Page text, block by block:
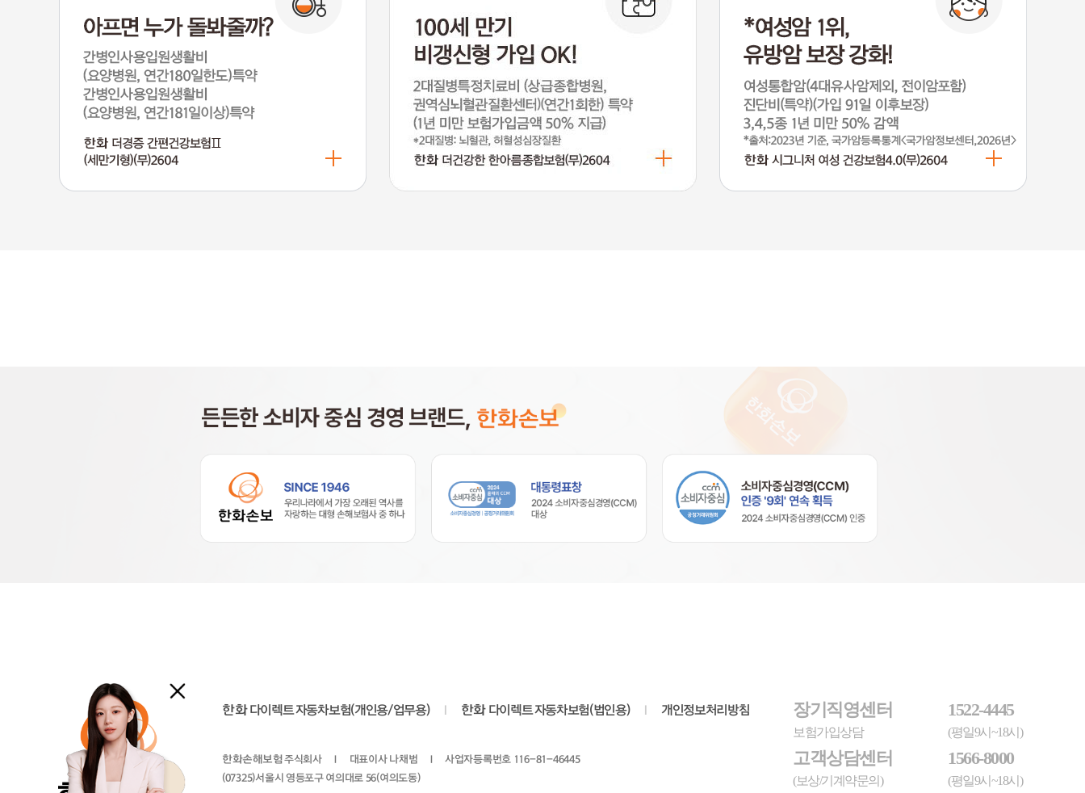
한화다이렉트 자동차보험(개인용/업무용) I 한화 다이렉트 자동차보험(법인용) I 개인정보처리방침
한화손해보험주식회사 I 대표이사 나채범 I
사업자등록번호 116-81-46445
(07325)서울시 영등포구 여의대로 56(여의도동)
장기직영센터
보험가입상담
고객상담센터
(보상/기계약문의)
1522-4445
(평일9시~18시)
1566-8000
(평일9시~18시)